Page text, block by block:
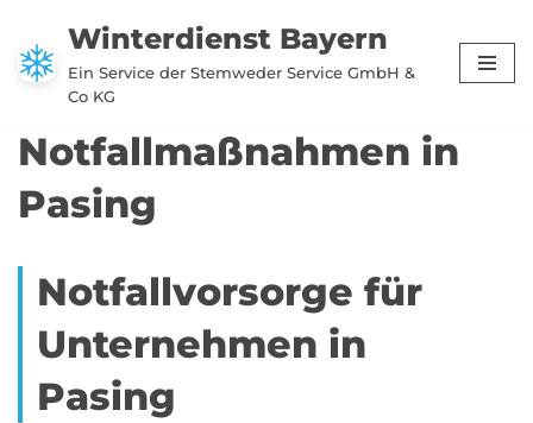
Zum
Inhalt
Winterdienst Bayern
Ein Service der Stemweder Service GmbH &
Co KG
Notfallmaßnahmen in
Pasing
Notfallvorsorge für
Unternehmen in
Pasing